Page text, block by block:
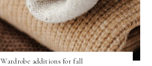
Wardrobe additions for fall